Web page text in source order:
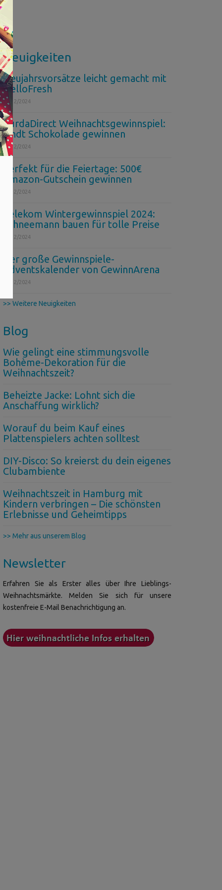
Neuigkeiten
Neujahrsvorsätze leicht gemacht mit
HelloFresh
26/12/2024
BurdaDirect Weihnachtsgewinnspiel:
Lindt Schokolade gewinnen
11/12/2024
Perfekt für die Feiertage: 500€
Amazon-Gutschein gewinnen
10/12/2024
Telekom Wintergewinnspiel 2024:
Schneemann bauen für tolle Preise
06/12/2024
Der große Gewinnspiele-
Adventskalender von GewinnArena
03/12/2024
>> Weitere Neuigkeiten
Blog
Wie gelingt eine stimmungsvolle
Bohème-Dekoration für die
Weihnachtszeit?
Beheizte Jacke: Lohnt sich die
Anschaffung wirklich?
Worauf du beim Kauf eines
Plattenspielers achten solltest
DIY-Disco: So kreierst du dein eigenes
Clubambiente
Weihnachtszeit in Hamburg mit
Kindern verbringen – Die schönsten
Erlebnisse und Geheimtipps
>> Mehr aus unserem Blog
Newsletter
Erfahren Sie als Erster alles über Ihre Lieblings-
Weihnachtsmärkte. Melden Sie sich für unsere
kostenfreie E-Mail Benachrichtigung an.